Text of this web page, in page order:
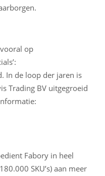
op
In de loop der jaren is
Trading BV uitgegroeid
Fabory in heel
SKU’s) aan meer